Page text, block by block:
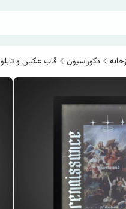
دکوراسیون قاب عکس و تابلو